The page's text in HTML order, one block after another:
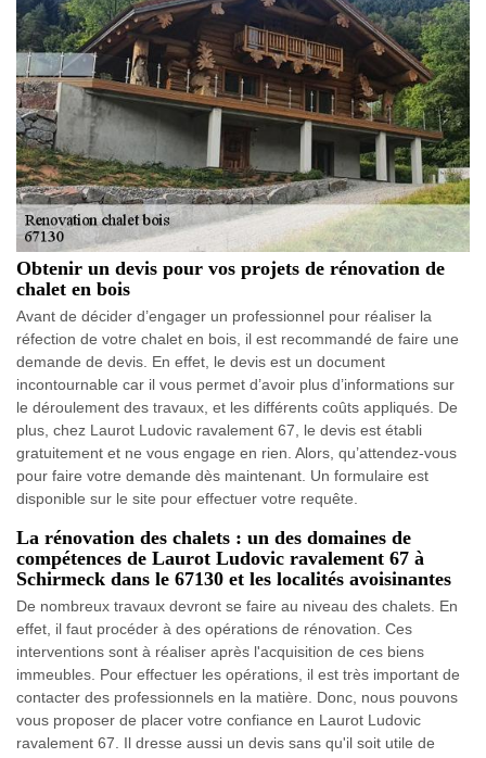
Obtenir un devis pour vos projets de rénovation de
chalet en bois
Avant de décider d’engager un professionnel pour réaliser la
réfection de votre chalet en bois, il est recommandé de faire une
demande de devis. En effet, le devis est un document
incontournable car il vous permet d’avoir plus d’informations sur
le déroulement des travaux, et les différents coûts appliqués. De
plus, chez Laurot Ludovic ravalement 67, le devis est établi
gratuitement et ne vous engage en rien. Alors, qu’attendez-vous
pour faire votre demande dès maintenant. Un formulaire est
disponible sur le site pour effectuer votre requête.
La rénovation des chalets : un des domaines de
compétences de Laurot Ludovic ravalement 67 à
Schirmeck dans le 67130 et les localités avoisinantes
De nombreux travaux devront se faire au niveau des chalets. En
effet, il faut procéder à des opérations de rénovation. Ces
interventions sont à réaliser après l'acquisition de ces biens
immeubles. Pour effectuer les opérations, il est très important de
contacter des professionnels en la matière. Donc, nous pouvons
vous proposer de placer votre confiance en Laurot Ludovic
ravalement 67. Il dresse aussi un devis sans qu'il soit utile de